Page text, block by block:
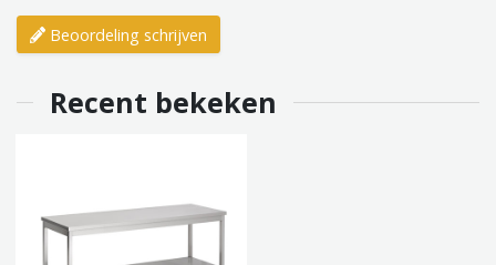
Beoordeling schrijven
Recent bekeken